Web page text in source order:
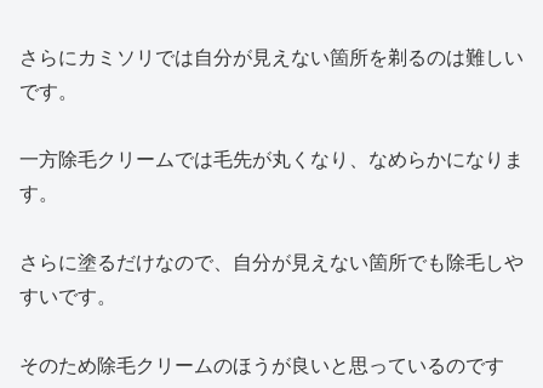
さらにカミソリでは自分が見えない箇所を剃るのは難しい
です。
一方除毛クリームでは毛先が丸くなり、なめらかになりま
す。
さらに塗るだけなので、自分が見えない箇所でも除毛しや
すいです。
そのため除毛クリームのほうが良いと思っているのです